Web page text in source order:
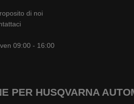
di noi
09:00 - 16:00
PER HUSQVARNA